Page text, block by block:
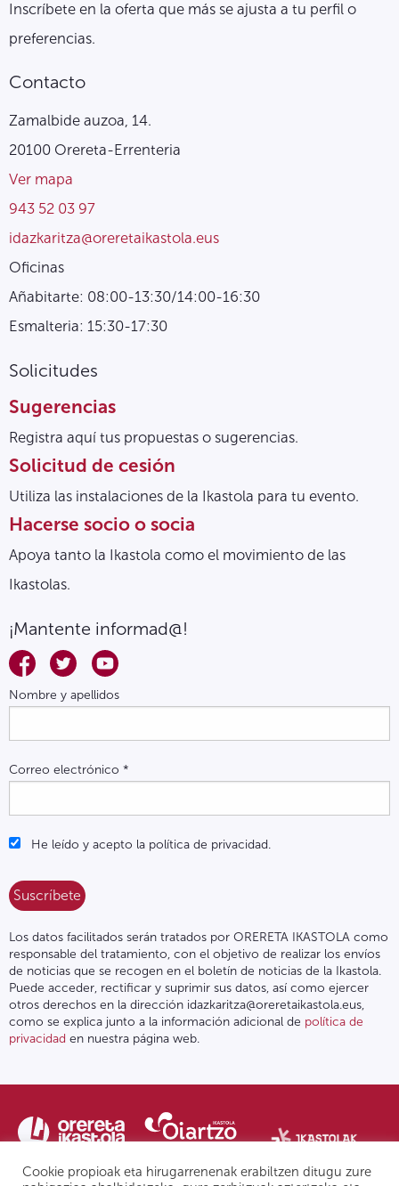
Inscríbete en la oferta que más se ajusta a tu perfil o
preferencias.
Contacto
Zamalbide auzoa, 14.
20100 Orereta-Errenteria
Ver mapa
943 52 03 97
idazkaritza@oreretaikastola.eus
Oficinas
Añabitarte: 08:00-13:30/14:00-16:30
Esmalteria: 15:30-17:30
Solicitudes
Sugerencias
Registra aquí tus propuestas o sugerencias.
Solicitud de cesión
Utiliza las instalaciones de la Ikastola para tu evento.
Hacerse socio o socia
Apoya tanto la Ikastola como el movimiento de las
Ikastolas.
¡Mantente informad@!
Nombre y apellidos
Correo electrónico *
He leído y acepto la política de privacidad.
Los datos facilitados serán tratados por ORERETA IKASTOLA como
responsable del tratamiento, con el objetivo de realizar los envíos
de noticias que se recogen en el boletín de noticias de la Ikastola.
Puede acceder, rectificar y suprimir sus datos, así como ejercer
otros derechos en la dirección idazkaritza@oreretaikastola.eus,
como se explica junto a la información adicional de política de
privacidad en nuestra página web.
Cookie propioak eta hirugarrenenak erabiltzen ditugu zure